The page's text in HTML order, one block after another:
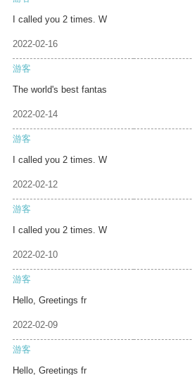
I called you 2 times. W
2022-02-16
游客
The world's best fantas
2022-02-14
游客
I called you 2 times. W
2022-02-12
游客
I called you 2 times. W
2022-02-10
游客
Hello, Greetings fr
2022-02-09
游客
Hello, Greetings fr